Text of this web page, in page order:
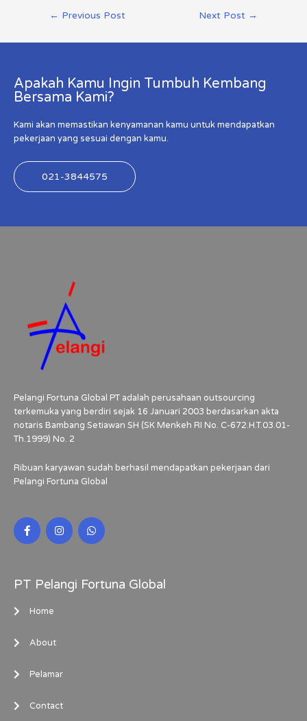
← Previous Post Next Post →
Apakah Kamu Ingin Tumbuh Kembang
Bersama Kami?
Kami akan memastikan kenyamanan kamu untuk mendapatkan
pekerjaan yang sesuai dengan kamu.
021-3844575
Pelangi Fortuna Global PT adalah perusahaan outsourcing
terkemuka yang berdiri sejak 16 Januari 2003 berdasarkan akta
notaris Bambang Setiawan SH (SK Menkeh RI No. C-672.H.T.03.01-
Th.1999) No. 2
Ribuan karyawan sudah berhasil mendapatkan pekerjaan dari
Pelangi Fortuna Global
PT Pelangi Fortuna Global
Home
About
Pelamar
Contact